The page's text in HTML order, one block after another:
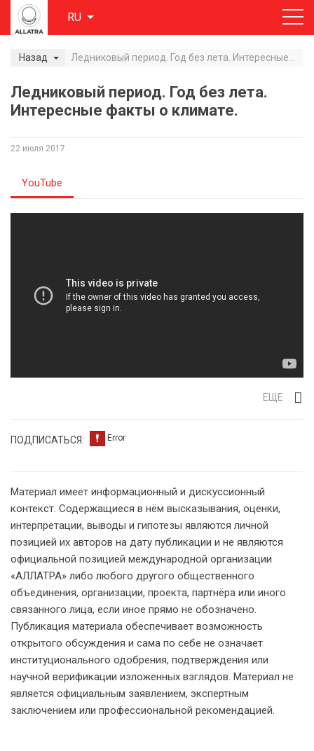
RU
Назад
Ледниковый период. Год без лета.
Интересные факты о климате.
22 июля 2017
YouTube
ЕЩЕ
ПОДПИСАТЬСЯ:
Материал имеет информационный и дискуссионный
контекст. Содержащиеся в нём высказывания, оценки,
интерпретации, выводы и гипотезы являются личной
позицией их авторов на дату публикации и не являются
официальной позицией международной организации
«АЛЛАТРА» либо любого другого общественного
объединения, организации, проекта, партнёра или иного
связанного лица, если иное прямо не обозначено.
Публикация материала обеспечивает возможность
открытого обсуждения и сама по себе не означает
институционального одобрения, подтверждения или
научной верификации изложенных взглядов. Материал не
является официальным заявлением, экспертным
заключением или профессиональной рекомендацией.